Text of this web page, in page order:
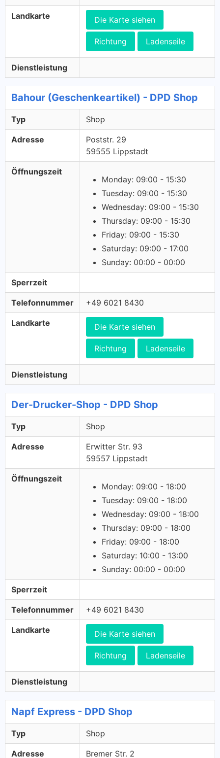
Landkarte Die Karte siehen
Richtung Ladenseile
Dienstleistung
Bahour (Geschenkeartikel) - DPD Shop
Typ Shop
Adresse
Poststr. 29
59555 Lippstadt
Öffnungszeit
Monday: 09:00 - 15:30
Tuesday: 09:00 - 15:30
Wednesday: 09:00 - 15:30
Thursday: 09:00 - 15:30
Friday: 09:00 - 15:30
Saturday: 09:00 - 17:00
Sunday: 00:00 - 00:00
Sperrzeit
Telefonnummer +49 6021 8430
Landkarte Die Karte siehen
Richtung Ladenseile
Dienstleistung
Der-Drucker-Shop - DPD Shop
Typ Shop
Adresse
Erwitter Str. 93
59557 Lippstadt
Öffnungszeit
Monday: 09:00 - 18:00
Tuesday: 09:00 - 18:00
Wednesday: 09:00 - 18:00
Thursday: 09:00 - 18:00
Friday: 09:00 - 18:00
Saturday: 10:00 - 13:00
Sunday: 00:00 - 00:00
Sperrzeit
Telefonnummer +49 6021 8430
Landkarte Die Karte siehen
Richtung Ladenseile
Dienstleistung
Napf Express - DPD Shop
Typ Shop
Adresse
Bremer Str. 2